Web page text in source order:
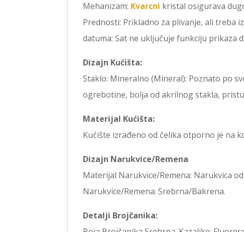
Mehanizam: Kvarcni kristal osigurava
Prednosti: Prikladno za plivanje, ali treba
datuma: Sat ne uključuje funkciju prikaza
Dizajn Kućišta:
Staklo: Mineralno (Mineral): Poznato po
ogrebotine, bolja od akrilnog stakla,
Materijal Kućišta:
Kućište izrađeno od čelika otporno je na
Dizajn Narukvice/Remena
Materijal Narukvice/Remena: Narukvica
Narukvice/Remena: Srebrna/Bakrena.
Detalji Brojčanika: